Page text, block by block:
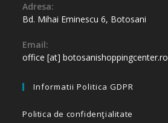
Adresa:
Bd. Mihai Eminescu 6, Botosani
Email:
office [at] botosanishoppingcenter.ro
Informatii Politica GDPR
Politica de confidenţialitate